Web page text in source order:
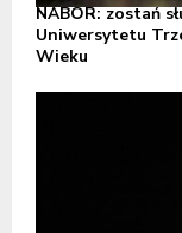
NABÓR: zostań
Uniwersytetu
Wieku